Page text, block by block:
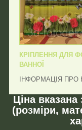
КРІПЛЕННЯ ДЛЯ
ВАННОЇ
ІНФОРМАЦІЯ ПРО
Ціна вказана
(розміри,